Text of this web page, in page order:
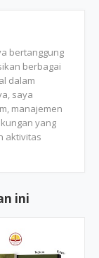
bertanggung
berbagai
dalam
saya
manajemen
yang
aktivitas
ini